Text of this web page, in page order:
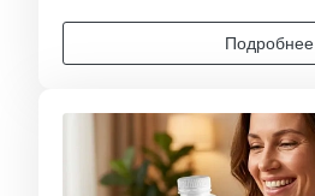
Подробнее